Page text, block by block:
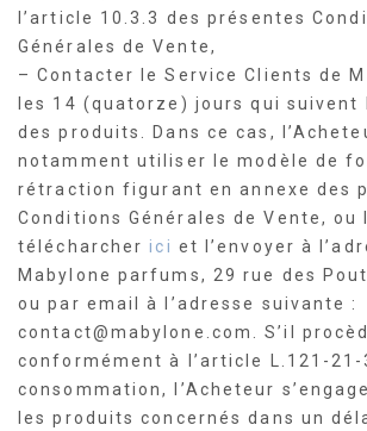
l’article 10.3.3 des présentes
Générales de Vente,
– Contacter le Service Clients de
les 14 (quatorze) jours qui suivent
des produits. Dans ce cas,
notamment utiliser le modèle de
rétraction figurant en annexe des
Conditions Générales de Vente, ou
télécharcherici et l’envoyer à
Mabylone parfums, 29 rue des
ou par email à l’adresse suivante :
contact@mabylone.com. S’il
conformément à l’article L.121-21-
consommation, l’Acheteur
les produits concernés dans un